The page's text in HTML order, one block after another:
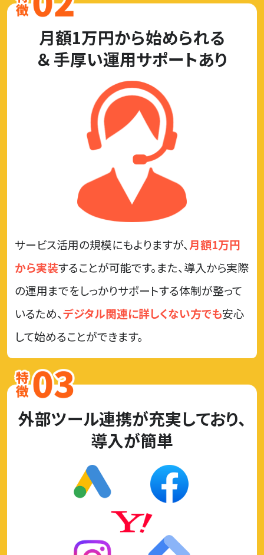
月額1万円から始められる
＆ 手厚い運用サポートあり
サービス活用の規模にもよりますが、月額1万円
から実装することが可能です。また、導入から実際
の運用までをしっかりサポートする体制が整って
いるため、デジタル関連に詳しくない方でも安心
して始めることができます。
外部ツール連携が充実しており、
導入が簡単